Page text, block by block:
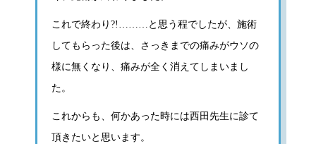
これで終わり?!………と思う程でしたが、施術
してもらった後は、さっきまでの痛みがウソの
様に無くなり、痛みが全く消えてしまいまし
た。
これからも、何かあった時には西田先生に診て
頂きたいと思います。